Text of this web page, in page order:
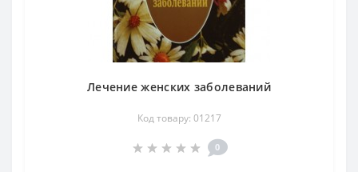
Лечение женских заболеваний
Код товару: 01217
0